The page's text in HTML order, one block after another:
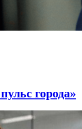
города»